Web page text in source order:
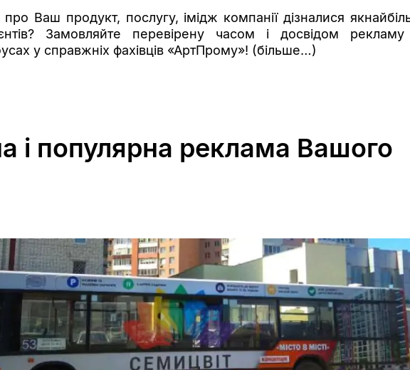
Ваш продукт, послугу, імідж компанії дізналися
Замовляйте перевірену часом і досвідом
у справжніх фахівців «АртПрому»! (більше…)
і популярна реклама Вашого